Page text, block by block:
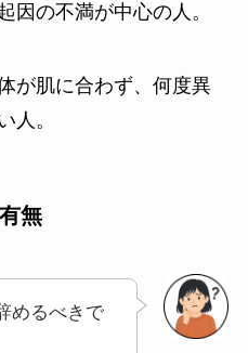
因の不満が中心の人。
が肌に合わず、何度異
人。
無
めるべきで